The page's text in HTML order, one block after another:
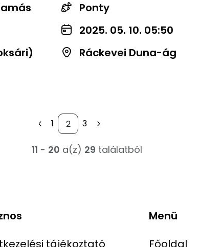
Ponty
2025. 05. 10. 05:50
Ráckevei Duna-ág
1 3
11 - 20 a(z) 29 találatból
Menü